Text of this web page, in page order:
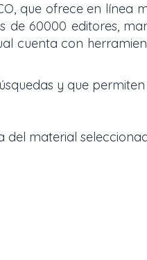
que ofrece en línea
de 60000 editores,
cuenta con
y que
del material